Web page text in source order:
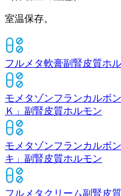
室温保存。
フルメタ軟膏副腎皮質ホ
モメタゾンフランカルボ
Ｋ」 副腎皮質ホルモン
モメタゾンフランカルボ
キ」 副腎皮質ホルモン
フルメタクリーム副腎皮